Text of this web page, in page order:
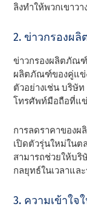
ลิงทําให้พวกเขาว
2. ข่าวกรองผ
ข่าวกรองผลิตภัณ
ผลิตภัณฑ์ของคู่แข่
ตัวอย่างเช่น บริษั
โทรศัพท์มือถือที่แ
การลดราคาของ
เปิดตัวรุ่นใหม่ในต
สามารถช่วยให้บริ
กลยุทธ์ในเวลาแล
3. ความเข้าใจ